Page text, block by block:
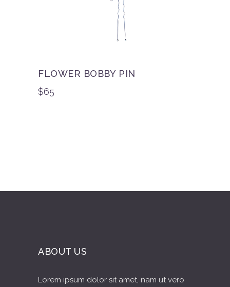
FLOWER BOBBY PIN
$65
ABOUT US
Lorem ipsum dolor sit amet, nam ut vero